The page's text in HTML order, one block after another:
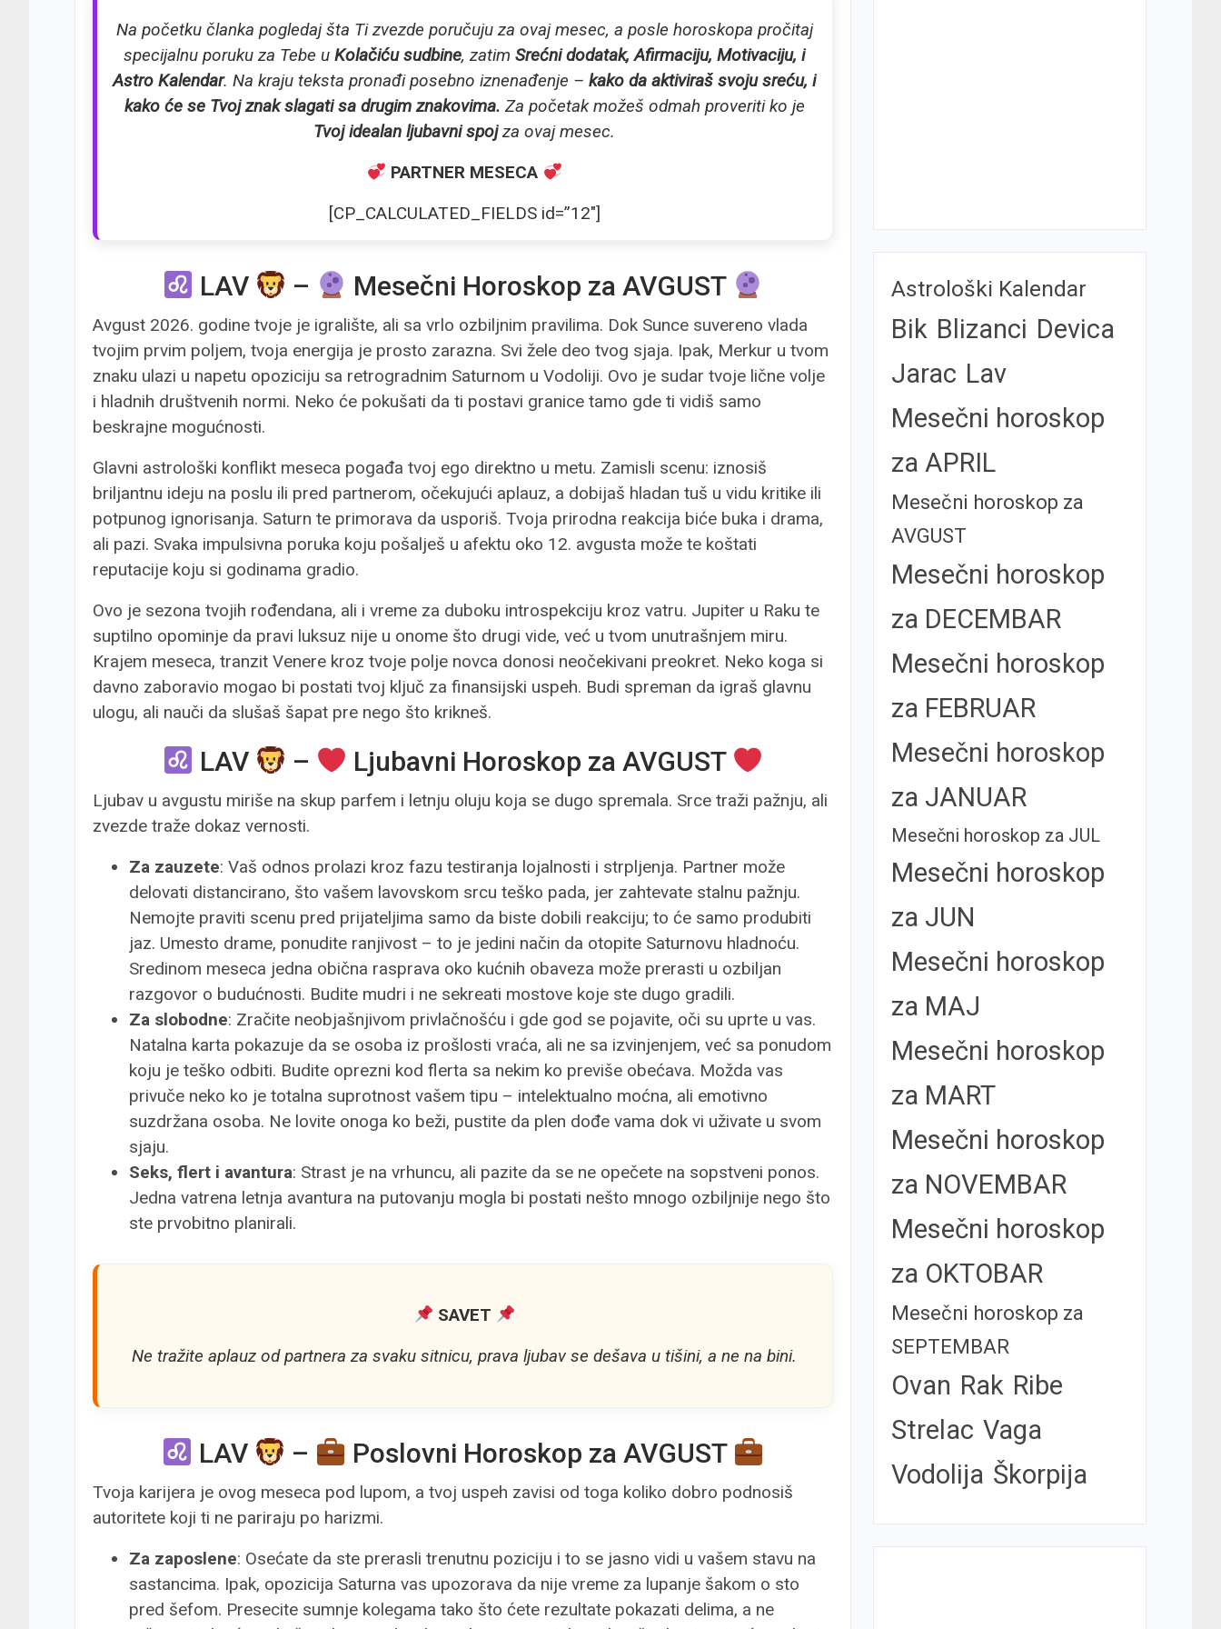
Na početku članka pogledaj šta Ti zvezde poručuju za ovaj mesec, a posle horoskopa pročitaj
specijalnu poruku za Tebe uKolačiću sudbine, zatimSrećni dodatak, Afirmaciju, Motivaciju, i
Astro Kalendar. Na kraju teksta pronađi posebno iznenađenje –kako da aktiviraš svoju sreću, i
kako će se Tvoj znak slagati sa drugim znakovima. Za početak možeš odmah proveriti ko je
Tvoj idealan ljubavni spojza ovaj mesec.
PARTNER MESECA
[CP_CALCULATED_FIELDS id=”12″]
LAV – Mesečni Horoskop za AVGUST
Avgust 2026. godine tvoje je igralište, ali sa vrlo ozbiljnim pravilima. Dok Sunce suvereno vlada
tvojim prvim poljem, tvoja energija je prosto zarazna. Svi žele deo tvog sjaja. Ipak, Merkur u tvom
znaku ulazi u napetu opoziciju sa retrogradnim Saturnom u Vodoliji. Ovo je sudar tvoje lične volje
i hladnih društvenih normi. Neko će pokušati da ti postavi granice tamo gde ti vidiš samo
beskrajne mogućnosti.
Glavni astrološki konflikt meseca pogađa tvoj ego direktno u metu. Zamisli scenu: iznosiš
briljantnu ideju na poslu ili pred partnerom, očekujući aplauz, a dobijaš hladan tuš u vidu kritike ili
potpunog ignorisanja. Saturn te primorava da usporiš. Tvoja prirodna reakcija biće buka i drama,
ali pazi. Svaka impulsivna poruka koju pošalješ u afektu oko 12. avgusta može te koštati
reputacije koju si godinama gradio.
Ovo je sezona tvojih rođendana, ali i vreme za duboku introspekciju kroz vatru. Jupiter u Raku te
suptilno opominje da pravi luksuz nije u onome što drugi vide, već u tvom unutrašnjem miru.
Krajem meseca, tranzit Venere kroz tvoje polje novca donosi neočekivani preokret. Neko koga si
davno zaboravio mogao bi postati tvoj ključ za finansijski uspeh. Budi spreman da igraš glavnu
ulogu, ali nauči da slušaš šapat pre nego što krikneš.
LAV – Ljubavni Horoskop za AVGUST
Ljubav u avgustu miriše na skup parfem i letnju oluju koja se dugo spremala. Srce traži pažnju, ali
zvezde traže dokaz vernosti.
Za zauzete: Vaš odnos prolazi kroz fazu testiranja lojalnosti i strpljenja. Partner može
delovati distancirano, što vašem lavovskom srcu teško pada, jer zahtevate stalnu pažnju.
Nemojte praviti scenu pred prijateljima samo da biste dobili reakciju; to će samo produbiti
jaz. Umesto drame, ponudite ranjivost – to je jedini način da otopite Saturnovu hladnoću.
Sredinom meseca jedna obična rasprava oko kućnih obaveza može prerasti u ozbiljan
razgovor o budućnosti. Budite mudri i ne sekreati mostove koje ste dugo gradili.
Za slobodne: Zračite neobjašnjivom privlačnošću i gde god se pojavite, oči su uprte u vas.
Natalna karta pokazuje da se osoba iz prošlosti vraća, ali ne sa izvinjenjem, već sa ponudom
koju je teško odbiti. Budite oprezni kod flerta sa nekim ko previše obećava. Možda vas
privuče neko ko je totalna suprotnost vašem tipu – intelektualno moćna, ali emotivno
suzdržana osoba. Ne lovite onoga ko beži, pustite da plen dođe vama dok vi uživate u svom
sjaju.
Seks, flert i avantura: Strast je na vrhuncu, ali pazite da se ne opečete na sopstveni ponos.
Jedna vatrena letnja avantura na putovanju mogla bi postati nešto mnogo ozbiljnije nego što
ste prvobitno planirali.
SAVET
Ne tražite aplauz od partnera za svaku sitnicu, prava ljubav se dešava u tišini, a ne na bini.
LAV – Poslovni Horoskop za AVGUST
Tvoja karijera je ovog meseca pod lupom, a tvoj uspeh zavisi od toga koliko dobro podnosiš
autoritete koji ti ne pariraju po harizmi.
Za zaposlene: Osećate da ste prerasli trenutnu poziciju i to se jasno vidi u vašem stavu na
sastancima. Ipak, opozicija Saturna vas upozorava da nije vreme za lupanje šakom o sto
pred šefom. Presecite sumnje kolegama tako što ćete rezultate pokazati delima, a ne
Astrološki Kalendar
Bik Blizanci Devica
Jarac Lav
Mesečni horoskop
za APRIL
Mesečni horoskop za
AVGUST
Mesečni horoskop
za DECEMBAR
Mesečni horoskop
za FEBRUAR
Mesečni horoskop
za JANUAR
Mesečni horoskop za JUL
Mesečni horoskop
za JUN
Mesečni horoskop
za MAJ
Mesečni horoskop
za MART
Mesečni horoskop
za NOVEMBAR
Mesečni horoskop
za OKTOBAR
Mesečni horoskop za
SEPTEMBAR
Ovan Rak Ribe
Strelac Vaga
Vodolija Škorpija